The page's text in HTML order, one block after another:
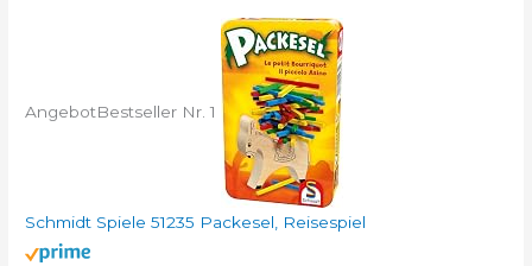
AngebotBestseller Nr. 1
Schmidt Spiele 51235 Packesel, Reisespiel